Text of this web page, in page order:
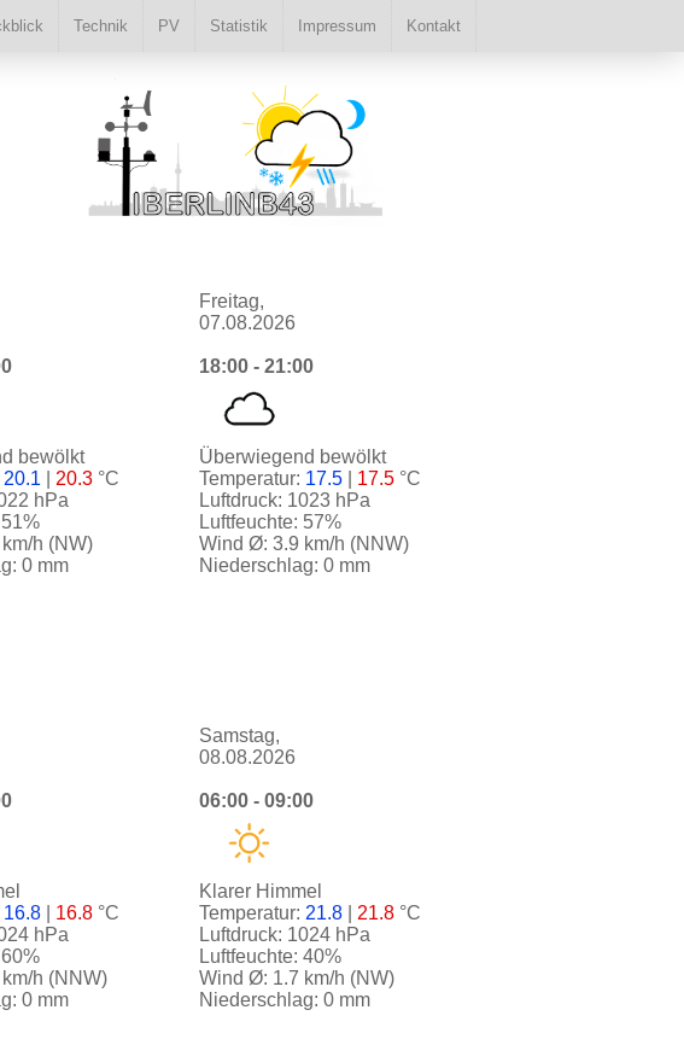
Technik PV Statistik Impressum Kontakt
bewölkt
20.1 20.3 °C
hPa
h (NW)
0 mm
Freitag,
07.08.2026
18:00 - 21:00
Überwiegend bewölkt
Temperatur: 17.5 17.5 °C
Luftdruck: 1023 hPa
Luftfeuchte: 57%
Wind Ø: 3.9 km/h (NNW)
Niederschlag: 0 mm
16.8 16.8 °C
hPa
h (NNW)
0 mm
Samstag,
08.08.2026
06:00 - 09:00
Klarer Himmel
Temperatur: 21.8 21.8 °C
Luftdruck: 1024 hPa
Luftfeuchte: 40%
Wind Ø: 1.7 km/h (NW)
Niederschlag: 0 mm